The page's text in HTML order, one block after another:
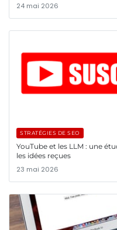
24 mai 2026
STRATÉGIES DE SEO
YouTube et les LLM : une
les idées reçues
23 mai 2026